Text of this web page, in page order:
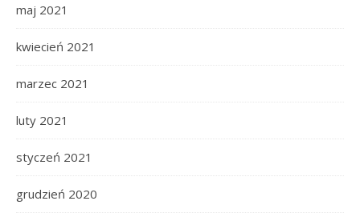
maj 2021
kwiecień 2021
marzec 2021
luty 2021
styczeń 2021
grudzień 2020